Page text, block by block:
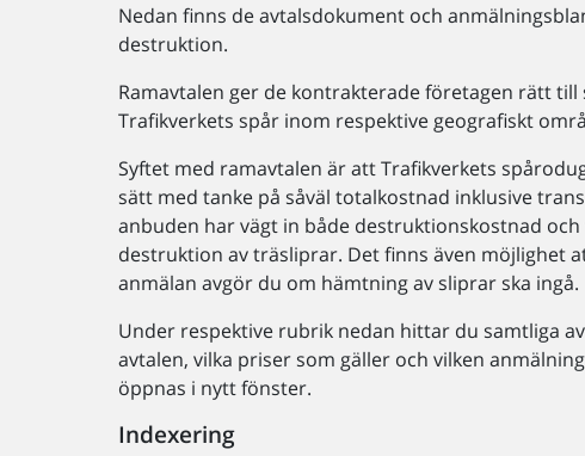
Nedan finns de avtalsdokument och
destruktion.
Ramavtalen ger de kontrakterade företagen rätt
Trafikverkets spår inom respektive geografiskt
Syftet med ramavtalen är att Trafikverkets
sätt med tanke på såväl totalkostnad inklusive
anbuden har vägt in både destruktionskostnad
destruktion av träsliprar. Det finns även möjlighet
anmälan avgör du om hämtning av sliprar ska ingå.
Under respektive rubrik nedan hittar du samtliga
avtalen, vilka priser som gäller och vilken
öppnas i nytt fönster.
Indexering